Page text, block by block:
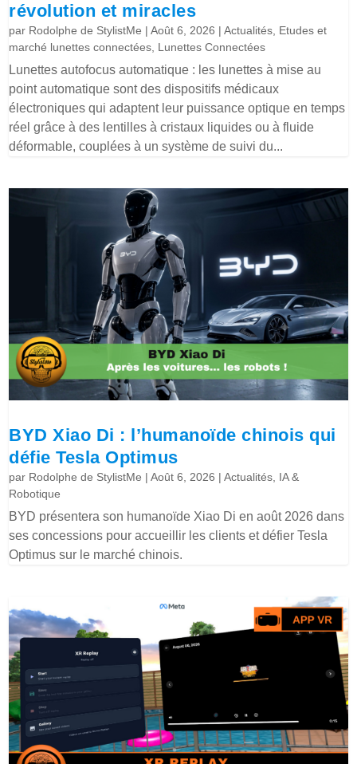
révolution et miracles
par Rodolphe de StylistMe |Août 6, 2026 |Actualités Etudes et
marché lunettes connectées Lunettes Connectées
Lunettes autofocus automatique : les lunettes à mise au
point automatique sont des dispositifs médicaux
électroniques qui adaptent leur puissance optique en temps
réel grâce à des lentilles à cristaux liquides ou à fluide
déformable, couplées à un système de suivi du...
BYD Xiao Di : l’humanoïde chinois qui
défie Tesla Optimus
par Rodolphe de StylistMe |Août 6, 2026 |Actualités IA &
Robotique
BYD présentera son humanoïde Xiao Di en août 2026 dans
ses concessions pour accueillir les clients et défier Tesla
Optimus sur le marché chinois.